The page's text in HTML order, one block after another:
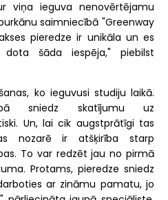
viņa ieguva nenovērtējamu
saimniecībā "Greenway
pieredze ir unikāla un es
šāda iespēja," piebilst
ko ieguvusi studiju laikā.
sniedz skatījumu uz
Un, lai cik augstprātīgi tas
nozarē ir atšķirība starp
To var redzēt jau no pirmā
Protams, pieredze sniedz
ar zināmu pamatu, jo